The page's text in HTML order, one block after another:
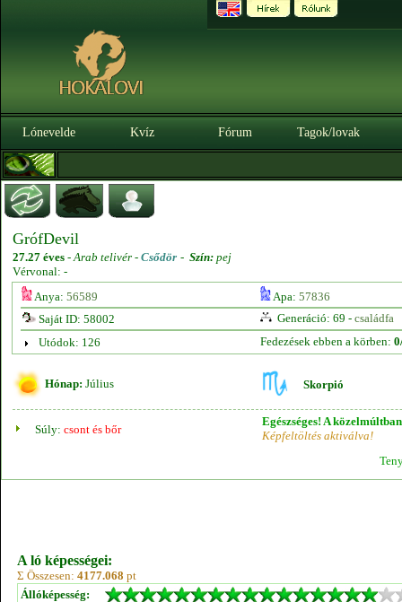
Lónevelde Kvíz Fórum Tagok/lovak
GrófDevil
27.27 éves -Arab telivér - Csődör - Szín: pej
Vérvonal: -
Anya: 56589 Apa: 57836
Saját ID: 58002
Generáció: 69 - családfa
Utódok: 126
Fedezések ebben a körben:
Hónap: Július Skorpió
Súly: csont és bőr
Egészséges! A
Képfeltöltés aktiválva!
A ló képességei:
Σ Összesen: 4177.068 pt
Állóképesség: